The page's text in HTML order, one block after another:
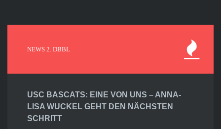
NEWS 2. DBBL
USC BASCATS: EINE VON UNS – ANNA-
LISA WUCKEL GEHT DEN NÄCHSTEN
SCHRITT